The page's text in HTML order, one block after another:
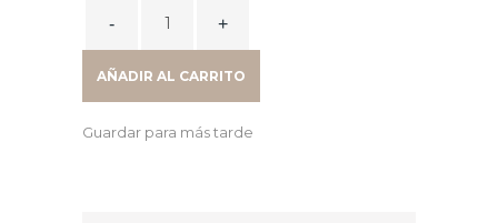
53582061
AÑADIR AL CARRITO
Guardar para más tarde